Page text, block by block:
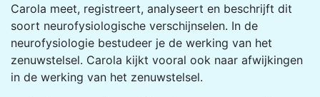
Carola meet, registreert, analyseert en beschrijft dit
soort neurofysiologische verschijnselen. In de
neurofysiologie bestudeer je de werking van het
zenuwstelsel. Carola kijkt vooral ook naar afwijkingen
in de werking van het zenuwstelsel.